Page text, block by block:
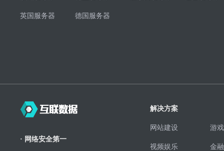
英国服务器 德国服务器
· 网络安全第一
解决方案
网站建设 游
视频娱乐 金